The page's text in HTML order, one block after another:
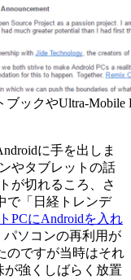
ブックやUltra-
に手を出しま
やタブレットの話
が切れるころ、さ
で「日経トレンデ
PCにAndroidを入れ
パソコンの再利用が
のですが当時はそれ
が強くしばらく放置